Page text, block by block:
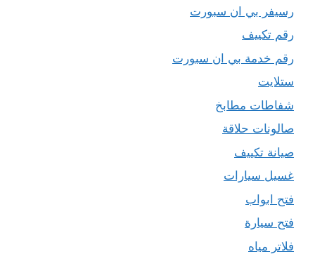
رسيفر بي ان سبورت
رقم تكييف
رقم خدمة بي ان سبورت
ستلايت
شفاطات مطابخ
صالونات حلاقة
صيانة تكييف
غسيل سيارات
فتح ابواب
فتح سيارة
فلاتر مياه